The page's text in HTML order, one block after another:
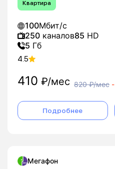
Квартира
100Мбит/с
250 каналов85 HD
5 Гб
4.5
410 ₽/мес 820₽/мес -
Подробнее
Мегафон